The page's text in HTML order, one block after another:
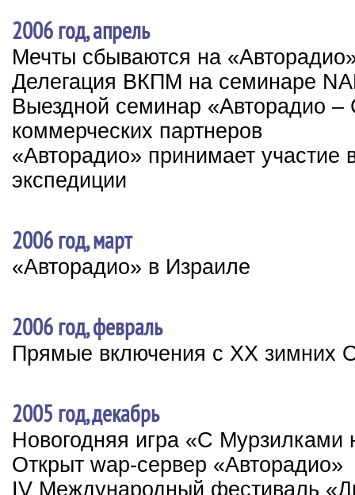
2006 год, апрель
Мечты сбываются на
Делегация ВКПМ на семинаре
Выездной семинар «Авторадио –
коммерческих партнеров
«Авторадио» принимает участие
экспедиции
2006 год, март
«Авторадио» в Израиле
2006 год, февраль
Прямые включения с XX зимних
2005 год, декабрь
Новогодняя игра «С Мурзилками
Открыт wap-сервер «Авторадио»
IV Международный фестиваль